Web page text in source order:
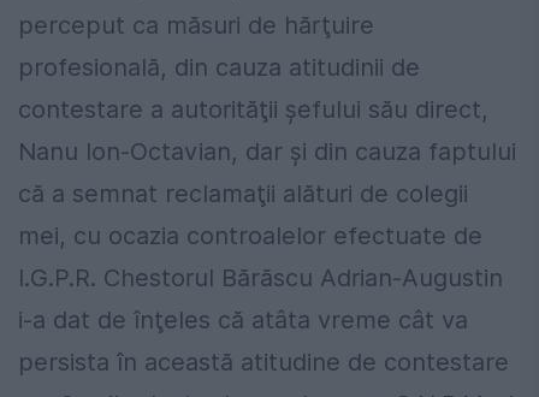
perceput ca măsuri de hărţuire
profesională, din cauza atitudinii de
contestare a autorităţii şefului său direct,
Nanu Ion-Octavian, dar şi din cauza faptului
că a semnat reclamaţii alături de colegii
mei, cu ocazia controalelor efectuate de
I.G.P.R. Chestorul Bărăscu Adrian-Augustin
i-a dat de înţeles că atâta vreme cât va
persista în această atitudine de contestare